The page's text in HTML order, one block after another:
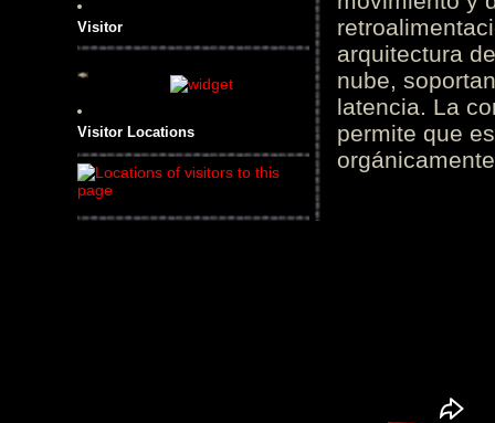
Visitor
Visitor Locations
arquitectura
nube,
latencia. La
permite que